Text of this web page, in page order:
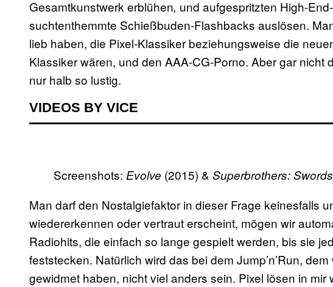
Gesamtkunstwerk erblühen, und aufgespritzten High-
suchtenthemmte Schießbuden-Flashbacks auslösen.
lieb haben, die Pixel-Klassiker beziehungsweise die
Klassiker wären, und den AAA-CG-Porno. Aber gar nicht
nur halb so lustig.
VIDEOS BY VICE
Screenshots: Evolve (2015) & Superbrothers:
Man darf den Nostalgiefaktor in dieser Frage keinesfalls
wiedererkennen oder vertraut erscheint, mögen wir
Radiohits, die einfach so lange gespielt werden, bis sie
feststecken. Natürlich wird das bei dem Jump’n’Run,
gewidmet haben, nicht viel anders sein. Pixel lösen in